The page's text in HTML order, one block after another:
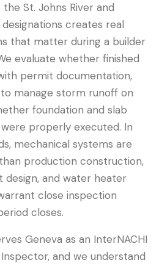
Inspeção
St. Johns River and
creates real
that matter during a builder
evaluate whether finished
permit documentation,
manage storm runoff on
foundation and slab
properly executed. In
mechanical systems are
production construction,
design, and water heater
close inspection
closes.
Geneva as an InterNACHI
and we understand